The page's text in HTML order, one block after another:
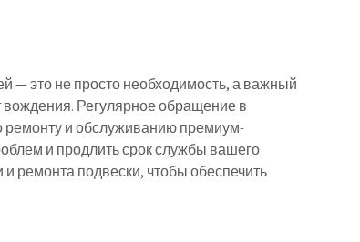
— это не просто необходимость, а важный
вождения. Регулярное обращение в
ремонту и обслуживанию премиум-
и продлить срок службы вашего
ремонта подвески, чтобы обеспечить